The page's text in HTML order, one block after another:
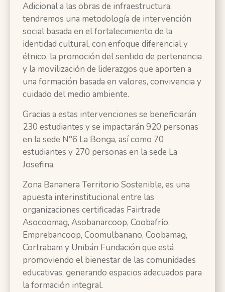
Adicional a las obras de infraestructura,
tendremos una metodología de intervención
social basada en el fortalecimiento de la
identidad cultural, con enfoque diferencial y
étnico, la promoción del sentido de pertenencia
y la movilización de liderazgos que aporten a
una formación basada en valores, convivencia y
cuidado del medio ambiente.
Gracias a estas intervenciones se beneficiarán
230 estudiantes y se impactarán 920 personas
en la sede N°6 La Bonga, así como 70
estudiantes y 270 personas en la sede La
Josefina.
Zona Bananera Territorio Sostenible, es una
apuesta interinstitucional entre las
organizaciones certificadas Fairtrade
Asocoomag, Asobanarcoop, Coobafrío,
Emprebancoop, Coomulbanano, Coobamag,
Cortrabam y Unibán Fundación que está
promoviendo el bienestar de las comunidades
educativas, generando espacios adecuados para
la formación integral.